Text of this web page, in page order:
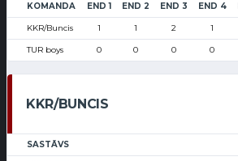
KOMANDA END 1 END 2 END 3 END 4
KKR/Buncis 1 1 2 1
TUR boys 0 0 0 0
KKR/BUNCIS
SASTĀVS